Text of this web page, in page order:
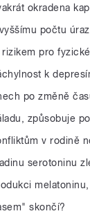
okradena
počtu
rizikem pro
k
po změně
způsobuje
v rodině
serotoninu
skončí?